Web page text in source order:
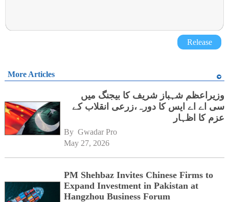
Release
More Articles
وزیراعظم شہباز شریف کا بیجنگ میں
سی اے اے ایس کا دورہ،زرعی انقلاب کے
عزم کا اظہار
By Gwadar Pro
May 27, 2026
PM Shehbaz Invites Chinese Firms to
Expand Investment in Pakistan at
Hangzhou Business Forum